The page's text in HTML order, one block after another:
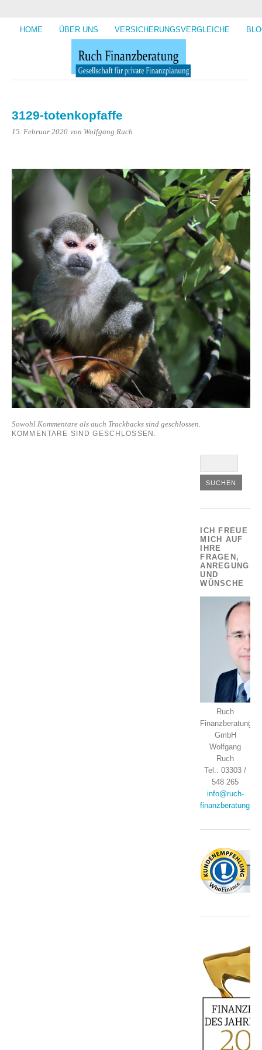
HOME ÜBER UNS VERSICHERUNGSVERGLEICHE
3129-totenkopfaffe
15. Februar 2020 von Wolfgang Ruch
Sowohl Kommentare als auch Trackbacks sind geschlossen.
KOMMENTARE SIND GESCHLOSSEN.
ICH FREUE
MICH AUF
IHRE
FRAGEN,
ANREGUNGEN
UND
WÜNSCHE
Ruch
Finanzberatung
GmbH
Wolfgang
Ruch
Tel.: 03303 /
548 265
info@ruch-
finanzberatung.de